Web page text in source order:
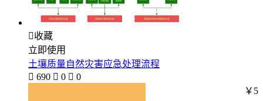
收藏
立即使用
土壤质量自然灾害应急处理流程
 690  0  0
￥5